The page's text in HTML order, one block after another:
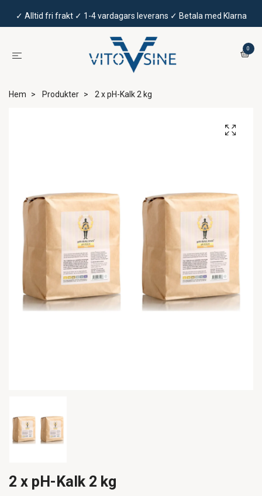
✓ Alltid fri frakt ✓ 1-4 vardagars leverans ✓ Betala med Klarna
0
Hem Produkter 2 x pH-Kalk 2 kg
2 x pH-Kalk 2 kg